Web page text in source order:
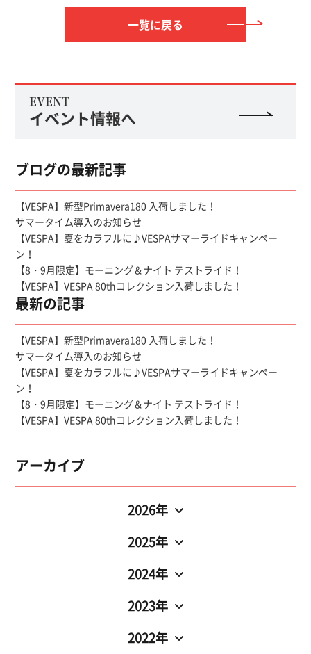
一覧に戻る
EVENT
イベント情報へ
ブログの最新記事
【VESPA】新型Primavera180 入荷しました！
サマータイム導入のお知らせ
【VESPA】夏をカラフルに♪VESPAサマーライドキャンペー
ン！
【8・9月限定】モーニング＆ナイト テストライド！
【VESPA】VESPA 80thコレクション入荷しました！
最新の記事
【VESPA】新型Primavera180 入荷しました！
サマータイム導入のお知らせ
【VESPA】夏をカラフルに♪VESPAサマーライドキャンペー
ン！
【8・9月限定】モーニング＆ナイト テストライド！
【VESPA】VESPA 80thコレクション入荷しました！
アーカイブ
2026年
2025年
2024年
2023年
2022年